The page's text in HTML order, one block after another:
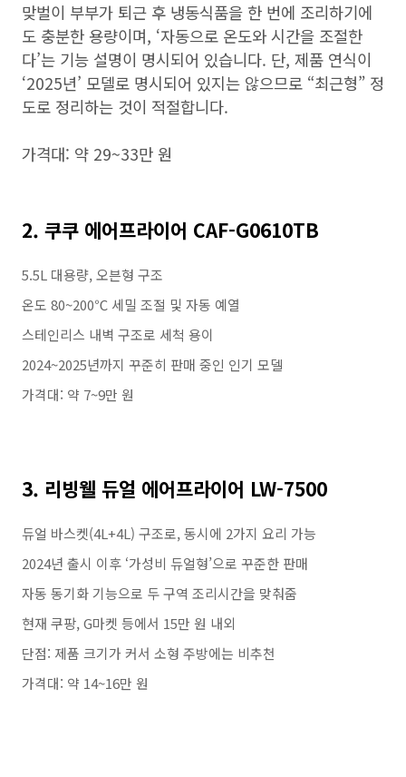
맞벌이 부부가 퇴근 후 냉동식품을 한 번에 조리하기에
도 충분한 용량이며, ‘자동으로 온도와 시간을 조절한
다’는 기능 설명이 명시되어 있습니다. 단, 제품 연식이
‘2025년’ 모델로 명시되어 있지는 않으므로 “최근형” 정
도로 정리하는 것이 적절합니다.
가격대: 약 29~33만 원
2. 쿠쿠 에어프라이어 CAF-G0610TB
5.5L 대용량, 오븐형 구조
온도 80~200℃ 세밀 조절 및 자동 예열
스테인리스 내벽 구조로 세척 용이
2024~2025년까지 꾸준히 판매 중인 인기 모델
가격대: 약 7~9만 원
3. 리빙웰 듀얼 에어프라이어 LW-7500
듀얼 바스켓(4L+4L) 구조로, 동시에 2가지 요리 가능
2024년 출시 이후 ‘가성비 듀얼형’으로 꾸준한 판매
자동 동기화 기능으로 두 구역 조리시간을 맞춰줌
현재 쿠팡, G마켓 등에서 15만 원 내외
단점: 제품 크기가 커서 소형 주방에는 비추천
가격대: 약 14~16만 원